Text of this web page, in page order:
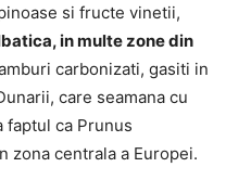
si fructe vinetii,
in multe zone din
carbonizati, gasiti in
care seamana cu
faptul ca Prunus
zona centrala a Europei.